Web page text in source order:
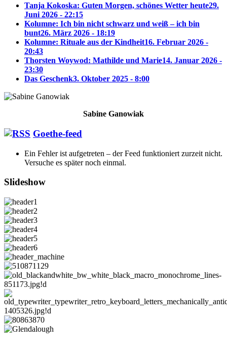
Tanja Kokoska: Guten Morgen, schönes Wetter heute29.
Juni 2026 - 22:15
Kolumne: Ich bin nicht schwarz und weiß – ich bin
bunt26. März 2026 - 18:19
Kolumne: Rituale aus der Kindheit16. Februar 2026 -
20:43
Thorsten Woywod: Mathilde und Marie14. Januar 2026 -
23:30
Das Geschenk3. Oktober 2025 - 8:00
Sabine Ganowiak
Goethe-feed
Ein Fehler ist aufgetreten – der Feed funktioniert zurzeit nicht.
Versuche es später noch einmal.
Slideshow